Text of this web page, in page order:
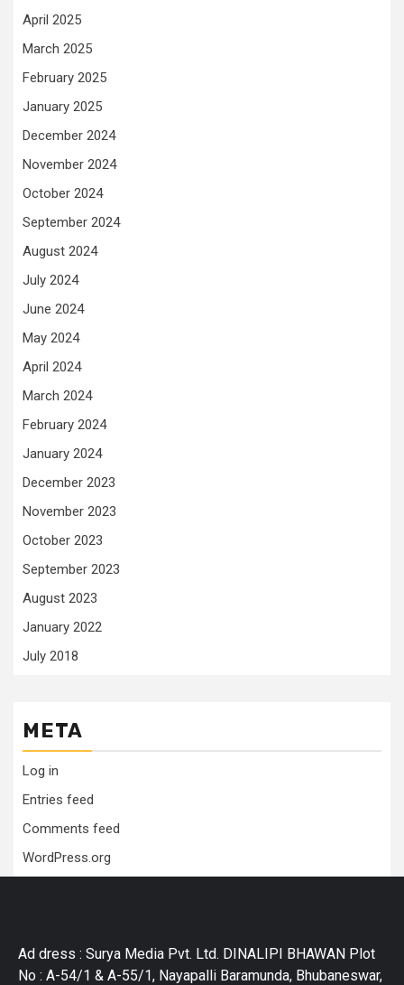
April 2025
March 2025
February 2025
January 2025
December 2024
November 2024
October 2024
September 2024
August 2024
July 2024
June 2024
May 2024
April 2024
March 2024
February 2024
January 2024
December 2023
November 2023
October 2023
September 2023
August 2023
January 2022
July 2018
META
Log in
Entries feed
Comments feed
WordPress.org
Ad dress : Surya Media Pvt. Ltd. DINALIPI BHAWAN Plot
No : A-54/1 & A-55/1, Nayapalli Baramunda, Bhubaneswar,